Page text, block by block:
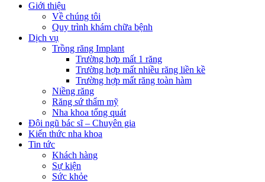
Giới thiệu
Về chúng tôi
Quy trình khám chữa bệnh
Dịch vụ
Trồng răng Implant
Trường hợp mất 1 răng
Trường hợp mất nhiều răng liền kề
Trường hợp mất răng toàn hàm
Niềng răng
Răng sứ thẩm mỹ
Nha khoa tổng quát
Đội ngũ bác sĩ – Chuyên gia
Kiến thức nha khoa
Tin tức
Khách hàng
Sự kiện
Sức khỏe